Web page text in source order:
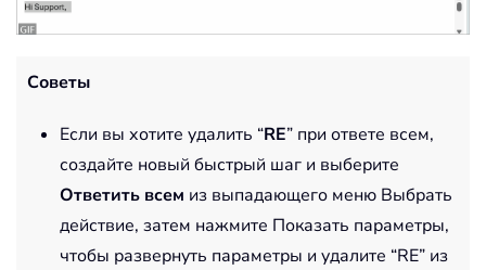
Советы
Если вы хотите удалить “RE” при ответе всем,
создайте новый быстрый шаг и выберите
Ответить всем из выпадающего меню Выбрать
действие, затем нажмите Показать параметры,
чтобы развернуть параметры и удалите “RE” из